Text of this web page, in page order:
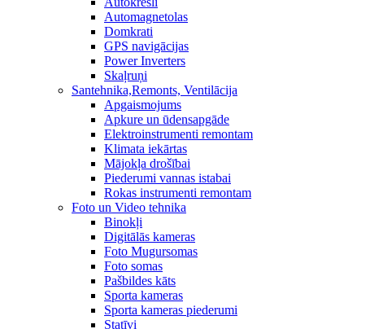
Automagnetolas
Domkrati
GPS navigācijas
Power Inverters
Skaļruņi
Santehnika,Remonts, Ventilācija
Apgaismojums
Apkure un ūdensapgāde
Elektroinstrumenti remontam
Klimata iekārtas
Mājokļa drošībai
Piederumi vannas istabai
Rokas instrumenti remontam
Foto un Video tehnika
Binokļi
Digitālās kameras
Foto Mugursomas
Foto somas
Pašbildes kāts
Sporta kameras
Sporta kameras piederumi
Statīvi